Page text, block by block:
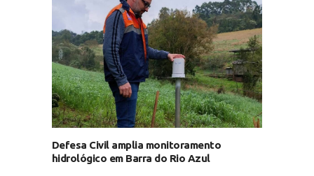
Defesa Civil amplia monitoramento
hidrológico em Barra do Rio Azul